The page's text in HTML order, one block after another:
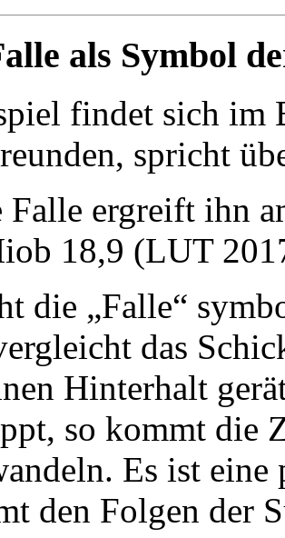
als Symbol
findet sich im
spricht
Falle ergreift ihn
18,9 (LUT
die „Falle“
das
Hinterhalt
so kommt die
Es ist
den Folgen der